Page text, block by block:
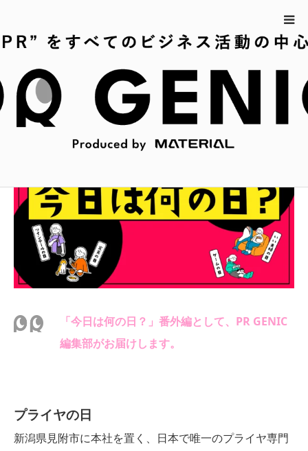
2月18日の今日は何の日？
「今日は何の日？」番外編として、PR GENIC
編集部がお届けします。
プライヤの日
新潟県見附市に本社を置く、日本で唯一のプライヤ専門